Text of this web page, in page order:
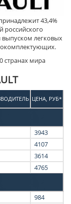
43,4%
российского
выпуском легковых
странах мира
ЦЕНА, РУБ*
3943
4107
3614
4765
984